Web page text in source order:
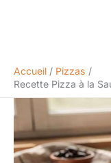
Accueil
Pizzas
Recette Pizza à la